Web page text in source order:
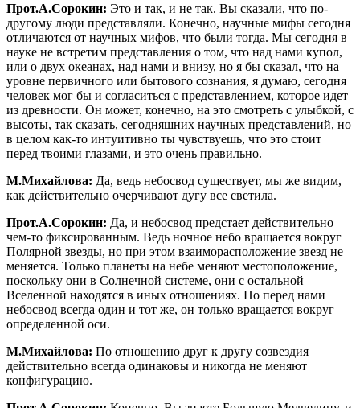
Прот.А.Сорокин: Это и так, и не так. Вы сказали, что по-
другому люди представляли. Конечно, научные мифы сегодня
отличаются от научных мифов, что были тогда. Мы сегодня в
науке не встретим представления о том, что над нами купол,
или о двух океанах, над нами и внизу, но я бы сказал, что на
уровне первичного или бытового сознания, я думаю, сегодня
человек мог бы и согласиться с представлением, которое идет
из древности. Он может, конечно, на это смотреть с улыбкой, с
высоты, так сказать, сегодняшних научных представлений, но
в целом как-то интуитивно ты чувствуешь, что это стоит
перед твоими глазами, и это очень правильно.
М.Михайлова: Да, ведь небосвод существует, мы же видим,
как действительно очерчивают дугу все светила.
Прот.А.Сорокин: Да, и небосвод предстает действительно
чем-то фиксированным. Ведь ночное небо вращается вокруг
Полярной звезды, но при этом взаиморасположение звезд не
меняется. Только планеты на небе меняют местоположение,
поскольку они в Солнечной системе, они с остальной
Вселенной находятся в иных отношениях. Но перед нами
небосвод всегда один и тот же, он только вращается вокруг
определенной оси.
М.Михайлова: По отношению друг к другу созвездия
действительно всегда одинаковы и никогда не меняют
конфигурацию.